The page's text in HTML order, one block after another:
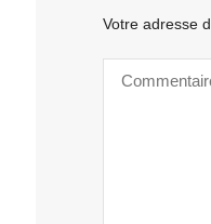
Votre adresse